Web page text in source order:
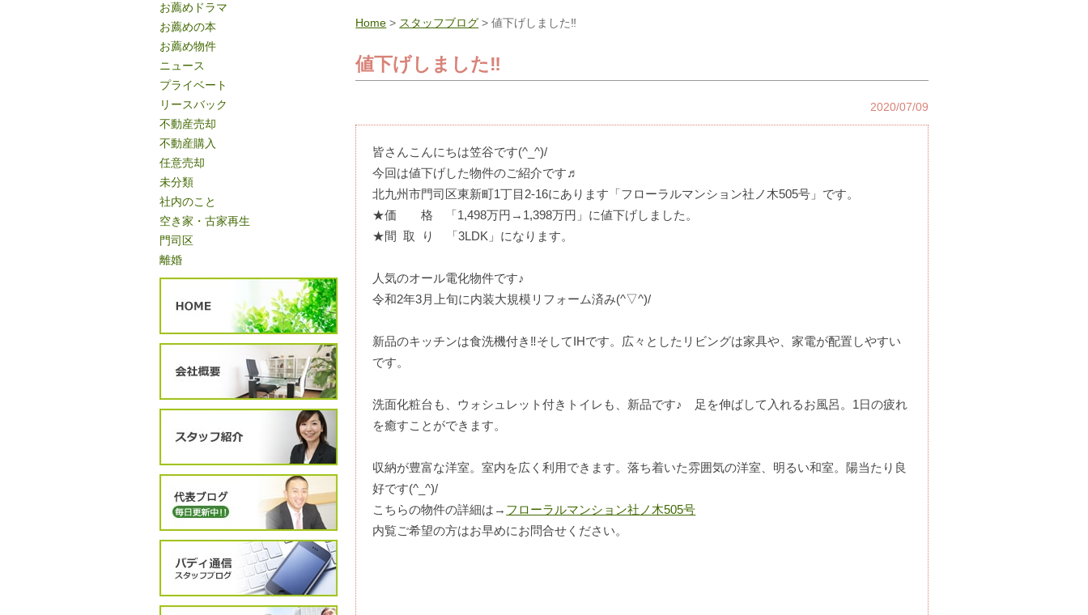
Home > スタッフブログ > 値下げしました‼
値下げしました‼
2020/07/09
皆さんこんにちは笠谷です(^_^)/
今回は値下げした物件のご紹介です♬
北九州市門司区東新町1丁目2-16にあります「フローラルマンション社ノ木505号」です。
★価 格 「1,498万円→1,398万円」に値下げしました。
★間 取 り 「3LDK」になります。
人気のオール電化物件です♪
令和2年3月上旬に内装大規模リフォーム済み(^▽^)/
新品のキッチンは食洗機付き‼そしてIHです。広々としたリビングは家具や、家電が配置しやすい
です。
洗面化粧台も、ウォシュレット付きトイレも、新品です♪ 足を伸ばして入れるお風呂。1日の疲れ
を癒すことができます。
収納が豊富な洋室。室内を広く利用できます。落ち着いた雰囲気の洋室、明るい和室。陽当たり良
好です(^_^)/
こちらの物件の詳細は→ フローラルマンション社ノ木505号
内覧ご希望の方はお早めにお問合せください。
お薦めドラマ
お薦めの本
お薦め物件
ニュース
プライベート
リースバック
不動産売却
不動産購入
任意売却
未分類
社内のこと
空き家・古家再生
門司区
離婚